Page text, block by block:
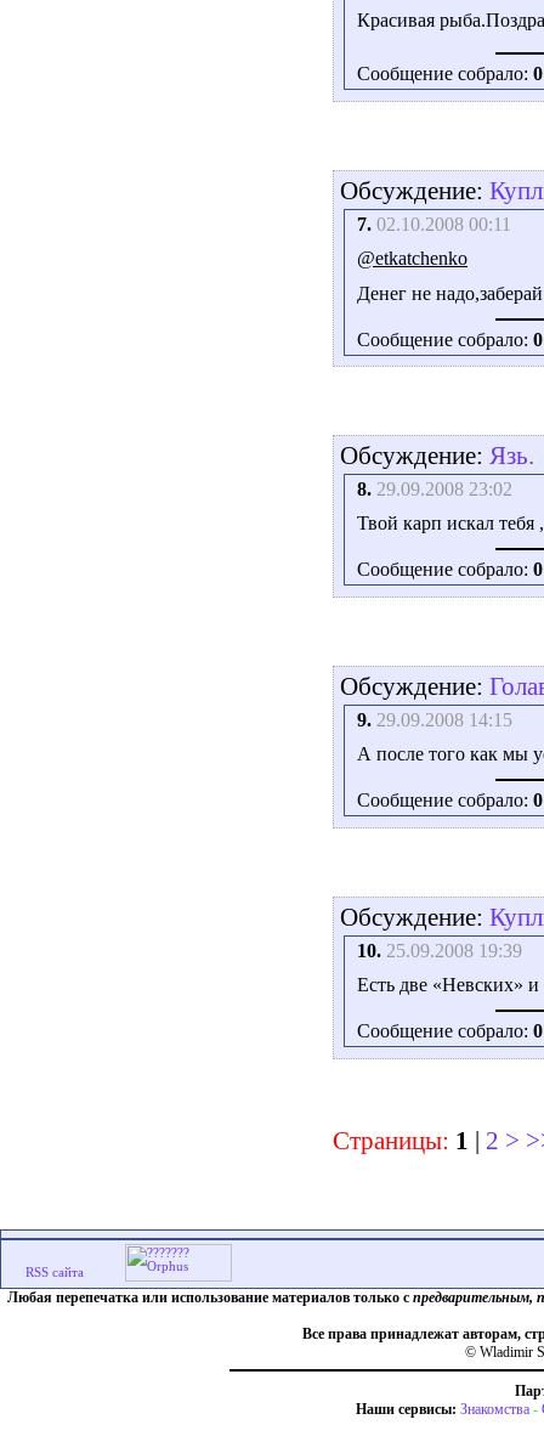
Красивая
Сообщение собрало: 0
Обсуждение:
7. 02.10.2008 00:11
@etkatchenko
Денег не
Сообщение собрало: 0
Обсуждение: Язь.
8. 29.09.2008 23:02
Твой карп искал тебя
Сообщение собрало: 0
Обсуждение:
9. 29.09.2008 14:15
А после того как мы
Сообщение собрало: 0
Обсуждение:
10. 25.09.2008 19:39
Есть две «Невских» и
Сообщение собрало: 0
Страницы: 1 2 >
Любая перепечатка или использование материалов только с предварительным,
Все права принадлежат авторам,
© Wladimir
Наши сервисы: Знакомства -